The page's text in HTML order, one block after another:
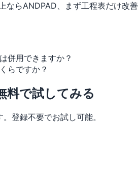
ならANDPAD、まず工程表だけ改
併用できますか？
らですか？
料で試してみる
登録不要でお試し可能。